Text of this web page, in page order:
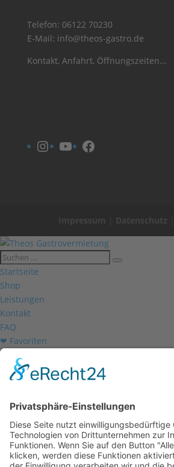
Telefon: 06122 70230
E-Mail: info@theos-gastro.de
Kontakt, Anfahrt, Öffnungszeiten...
Instagram
YouTubeFacebook
Impressum Datenschutz
Startseite
Shop
Leistungen
Kontakt
FAQ
❤ Favoriten
Mein Konto
Betriebsferien
Wir befinden uns vom